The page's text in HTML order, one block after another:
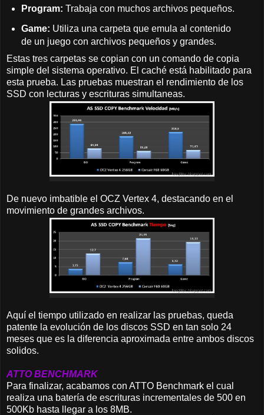
Program: Trabaja con muchos archivos pequeños.
Game: Utiliza una carpeta que emula al contenido
de un juego con archivos pequeños y grandes.
Estas tres carpetas se copian con un comando de copia
simple del sistema operativo. El caché está habilitado para
esta prueba. Las pruebas muestran el rendimiento de los
SSD con lecturas y escrituras simultaneas.
De nuevo imbatible el OCZ Vertex 4, destacando en el
movimiento de grandes archivos.
Aquí el tiempo utilizado en realizar las pruebas, queda
patente la evolución de los discos SSD en tan solo 24
meses que es la diferencia aproximada entre ambos discos
solidos.
ATTO BENCHMARK
Para finalizar, acabamos con ATTO Benchmark el cual
realiza una batería de escrituras incrementales de 500 en
500Kb hasta llegar a los 8MB.